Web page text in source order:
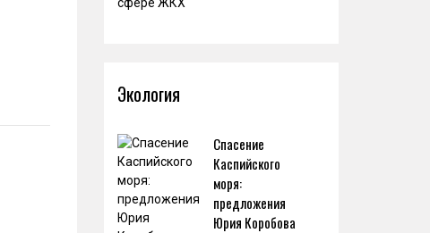
Экология
Спасение
Каспийского
моря:
предложения
Юрия Коробова